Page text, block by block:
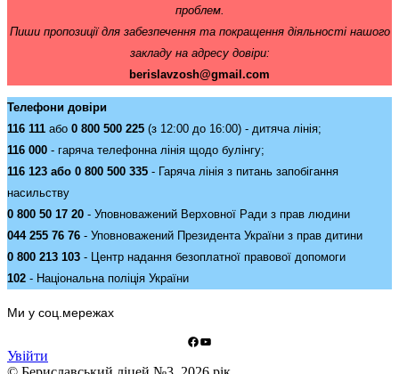
проблем.
Пиши пропозиції для забезпечення та покращення діяльності нашого
закладу на адресу довіри:
berislavzosh@gmail.com
Телефони довіри
116 111 або 0 800 500 225 (з 12:00 до 16:00) - дитяча лінія;
116 000 - гаряча телефонна лінія щодо булінгу;
116 123 або 0 800 500 335 - Гаряча лінія з питань запобігання
насильству
0 800 50 17 20 - Уповноважений Верховної Ради з прав людини
044 255 76 76 - Уповноважений Президента України з прав дитини
0 800 213 103 - Центр надання безоплатної правової допомоги
102 - Національна поліція України
Ми у соц.мережах
Facebook
YouTube
Увійти